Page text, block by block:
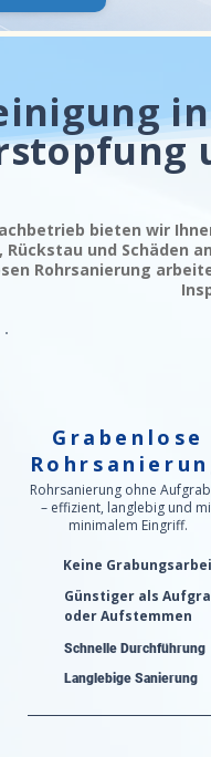
bieten wir
und Schäden
Rohrsanierung
Grabenlose
Rohrsanierung ohne
– effizient, langlebig und
minimalem Eingriff.
Keine
Günstiger als
oder Aufstemmen
Schnelle Durchführung
Langlebige Sanierung